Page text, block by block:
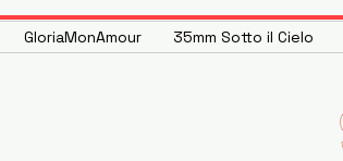
GloriaMonAmour 35mm Sotto il Cielo